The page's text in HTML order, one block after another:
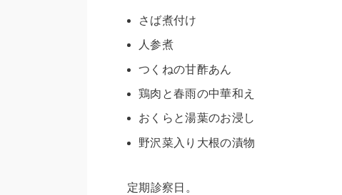
さば煮付け
人参煮
つくねの甘酢あん
鶏肉と春雨の中華和え
おくらと湯葉のお浸し
野沢菜入り大根の漬物
定期診察日。